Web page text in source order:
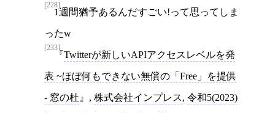
[228]
1週間猶予あるんだすごい!って思ってしま
ったw
[233]
Twitterが新しいAPIアクセスレベルを発
表 ~ほぼ何もできない無償の「Free」を提供
- 窓の杜 , 株式会社インプレス, 令和5(2023)